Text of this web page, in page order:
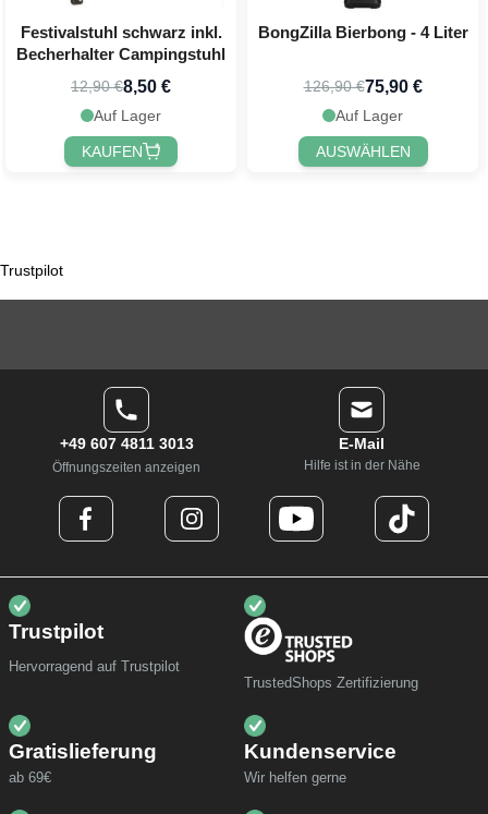
Festivalstuhl schwarz inkl.
Becherhalter Campingstuhl
12,90 €8,50 €
Auf Lager
KAUFEN
BongZilla Bierbong - 4 Liter
126,90 €75,90 €
Auf Lager
AUSWÄHLEN
Trustpilot
+49 607 4811 3013
Öffnungszeiten anzeigen
E-Mail
Hilfe ist in der Nähe
Trustpilot
Hervorragend auf Trustpilot
TrustedShops Zertifizierung
Gratislieferung
ab 69€
Kundenservice
Wir helfen gerne